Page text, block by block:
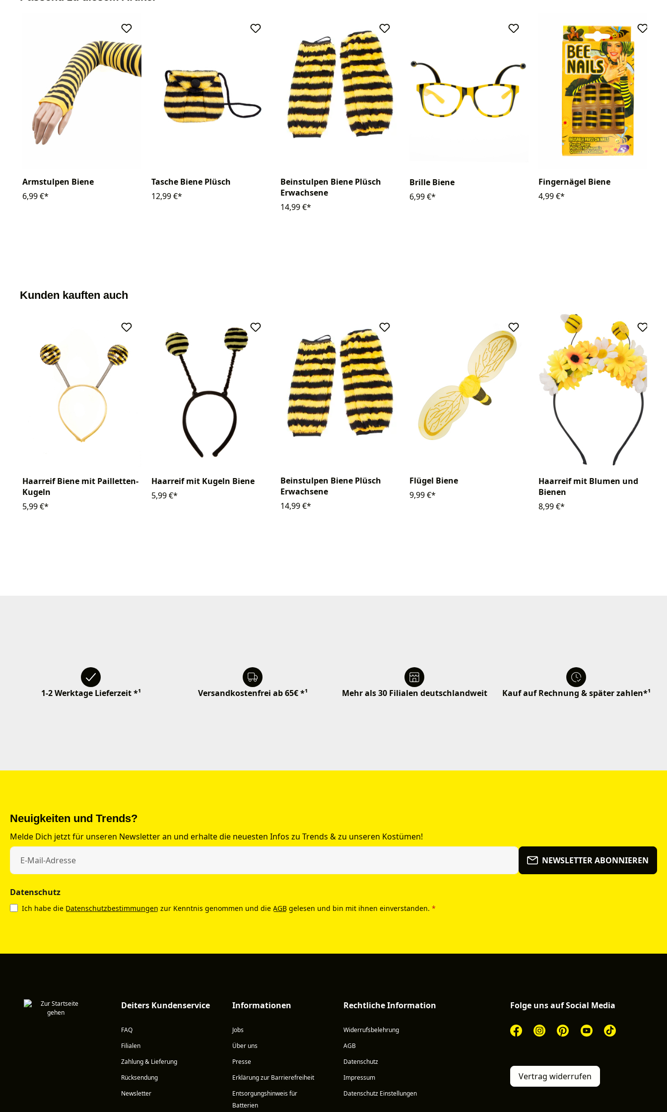
Armstulpen Biene
6,99 €*
Tasche Biene Plüsch
12,99 €*
Beinstulpen Biene Plüsch
Erwachsene
14,99 €*
Brille Biene
6,99 €*
Fingernägel Biene
4,99 €*
Kunden kauften auch
Haarreif Biene mit Pailletten-
Kugeln
5,99 €*
Haarreif mit Kugeln Biene
5,99 €*
Beinstulpen Biene Plüsch
Erwachsene
14,99 €*
Flügel Biene
9,99 €*
Haarreif mit Blumen und
Bienen
8,99 €*
1-2 Werktage Lieferzeit *¹ Versandkostenfrei ab 65€ *¹ Mehr als 30 Filialen deutschlandweit Kauf auf Rechnung & später zahlen*¹
Neuigkeiten und Trends?
Melde Dich jetzt für unseren Newsletter an und erhalte die neuesten Infos zu Trends & zu unseren Kostümen!
NEWSLETTER ABONNIEREN
Datenschutz
Ich habe die Datenschutzbestimmungen zur Kenntnis genommen und die AGB gelesen und bin mit ihnen einverstanden. *
Deiters Kundenservice
FAQ
Filialen
Zahlung & Lieferung
Rücksendung
Newsletter
Informationen
Jobs
Über uns
Presse
Erklärung zur Barrierefreiheit
Entsorgungshinweis für
Batterien
Rechtliche Information
Widerrufsbelehrung
AGB
Datenschutz
Impressum
Datenschutz Einstellungen
Folge uns auf Social Media
Vertrag widerrufen